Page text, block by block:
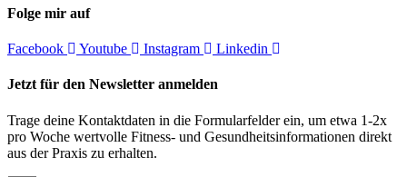
Folge mir auf
Facebook Youtube Instagram Linkedin
Jetzt für den Newsletter anmelden
Trage deine Kontaktdaten in die Formularfelder ein, um etwa 1-2x
pro Woche wertvolle Fitness- und Gesundheitsinformationen direkt
aus der Praxis zu erhalten.